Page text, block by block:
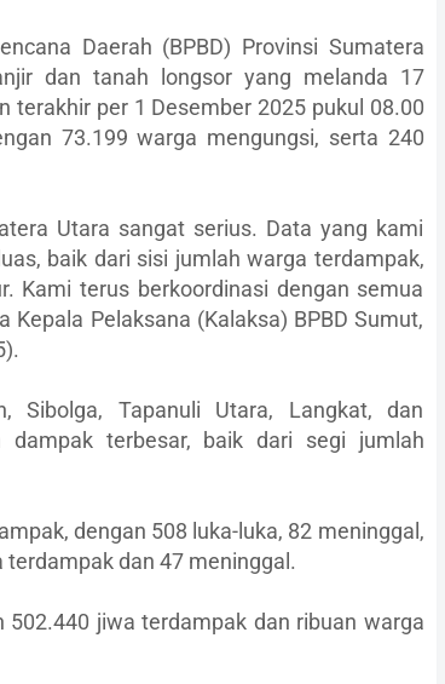
Daerah (BPBD) Provinsi Sumatera
dan tanah longsor yang melanda 17
terakhir per 1 Desember 2025 pukul 08.00
73.199 warga mengungsi, serta 240
Utara sangat serius. Data yang kami
baik dari sisi jumlah warga terdampak,
Kami terus berkoordinasi dengan semua
Pelaksana (Kalaksa) BPBD Sumut,
Sibolga, Tapanuli Utara, Langkat, dan
dampak terbesar, baik dari segi jumlah
dengan 508 luka-luka, 82 meninggal,
dan 47 meninggal.
jiwa terdampak dan ribuan warga